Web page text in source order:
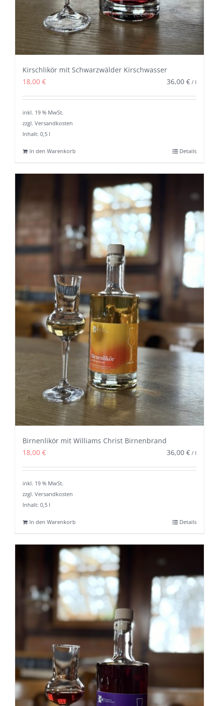
Kirschlikör mit Schwarzwälder Kirschwasser
18,00 € 36,00 € / l
inkl. 19 % MwSt.
zzgl. Versandkosten
Inhalt: 0,5 l
In den Warenkorb Details
Birnenlikör mit Williams Christ Birnenbrand
18,00 € 36,00 € / l
inkl. 19 % MwSt.
zzgl. Versandkosten
Inhalt: 0,5 l
In den Warenkorb Details